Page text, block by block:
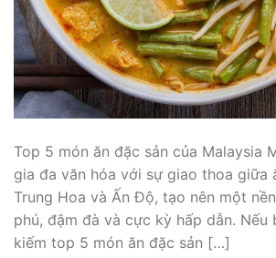
Top 5 món ăn đặc sản của Malaysia
gia đa văn hóa với sự giao thoa giữa
Trung Hoa và Ấn Độ, tạo nên một
phú, đậm đà và cực kỳ hấp dẫn. Nếu
kiếm top 5 món ăn đặc sản […]